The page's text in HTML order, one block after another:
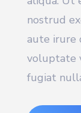
nostrud
aute irure
voluptate
fugiat